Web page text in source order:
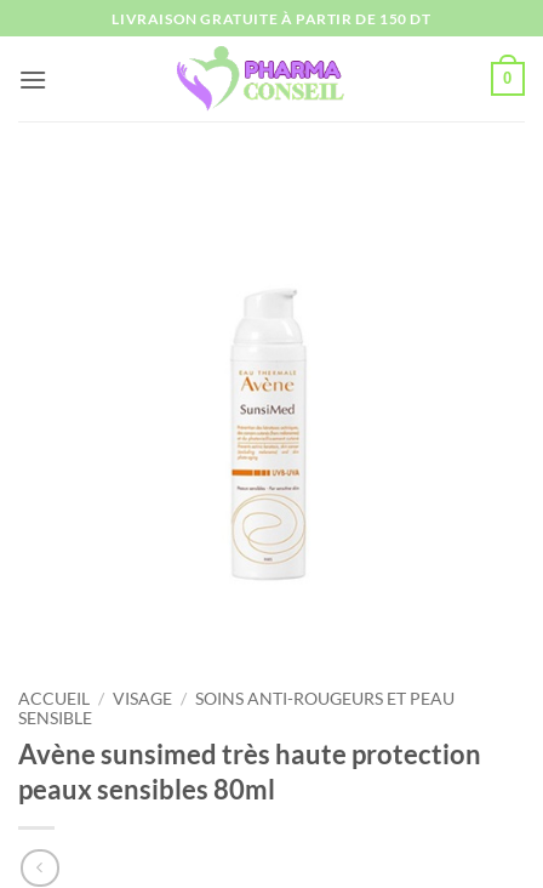
au
contenu
LIVRAISON GRATUITE À PARTIR DE 150 DT
0
ACCUEIL / VISAGE / SOINS ANTI-ROUGEURS ET PEAU
SENSIBLE
Avène sunsimed très haute protection
peaux sensibles 80ml